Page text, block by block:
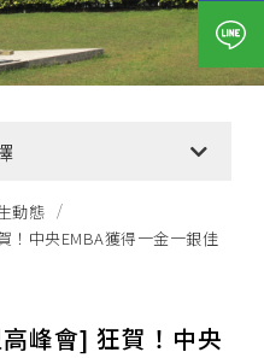
息
公告
告
動態
！中央EMBA獲得一金一銀佳
峰會] 狂賀！中央